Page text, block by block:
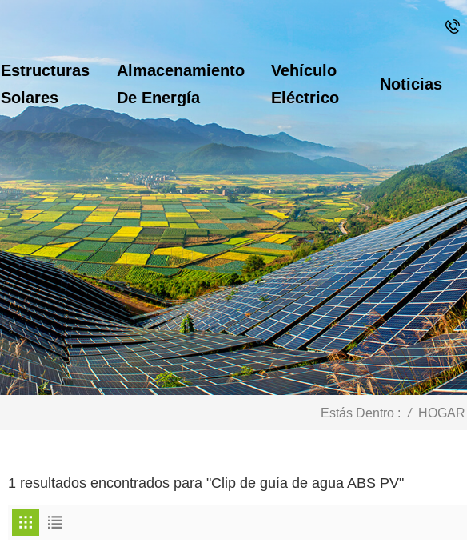
Estructuras
Solares
Almacenamiento
De Energía
Vehículo
Eléctrico
Noticias
Estás Dentro : / HOGAR
1 resultados encontrados para "Clip de guía de agua ABS PV"